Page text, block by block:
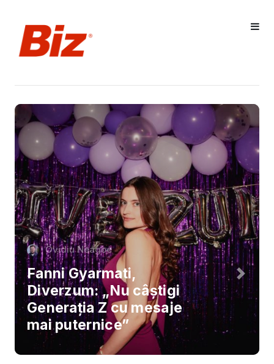
Ovidiu Neagoe
Fanni Gyarmati,
Diverzum: „Nu câștigi
Generația Z cu mesaje
mai puternice”